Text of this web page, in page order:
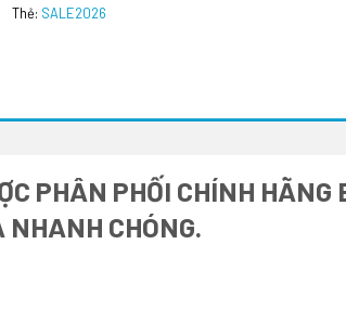
Thẻ: SALE2026
PHÂN PHỐI CHÍNH
CHÓNG.